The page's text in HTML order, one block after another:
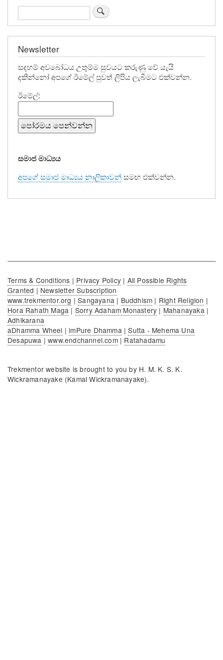
පිටිදූවේ
පකිස්
බූරුවාගේ
දෙපිටකාට්ටු
කථා
Search
Newsletter
සදහම් අවබෝධය උතුම්ම සුවයට කරුණු වේ යැයි
දකින්නෝ අපගේ ඊමේල් පුවත් ලිපිය ලැබීමට එක්වන්න.
ඊමේල්:
සමාජ මාධ්‍යය
අපගේ සමාජ මාධ්‍යය නාලිකාවන්සමඟ එක්වන්න.
Terms & Conditions | Privacy Policy | All Possible Rights
Granted | Newsletter Subscription
www.trekmentor.org |Sangayana | Buddhism | Right Religion |
Hora Rahath Maga | Sorry Adaham Monastery | Mahanayaka |
Adhikarana
aDhamma Wheel |imPure Dhamma |Sutta - Mehema Una
Desapuwa |www.endchannel.com| Ratahadamu
Trekmentor website is brought to you by H. M. K. S. K.
Wickramanayake (Kamal Wickramanayake).